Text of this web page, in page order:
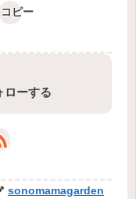
コピー
ーする
sonomamagarden